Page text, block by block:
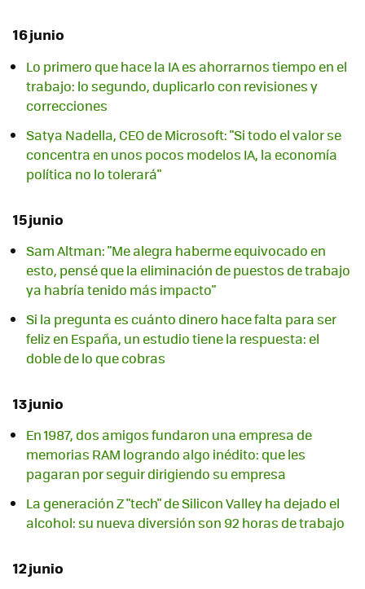
16 junio
Lo primero que hace la IA es ahorrarnos tiempo en el
trabajo: lo segundo, duplicarlo con revisiones y
correcciones
Satya Nadella, CEO de Microsoft: "Si todo el valor se
concentra en unos pocos modelos IA, la economía
política no lo tolerará"
15 junio
Sam Altman: "Me alegra haberme equivocado en
esto, pensé que la eliminación de puestos de trabajo
ya habría tenido más impacto"
Si la pregunta es cuánto dinero hace falta para ser
feliz en España, un estudio tiene la respuesta: el
doble de lo que cobras
13 junio
En 1987, dos amigos fundaron una empresa de
memorias RAM logrando algo inédito: que les
pagaran por seguir dirigiendo su empresa
La generación Z "tech" de Silicon Valley ha dejado el
alcohol: su nueva diversión son 92 horas de trabajo
12 junio